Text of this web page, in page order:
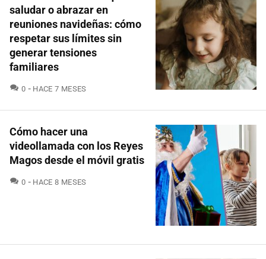
saludar o abrazar en
reuniones navideñas: cómo
respetar sus límites sin
generar tensiones
familiares
0 COMENTARIOS
HACE 7 MESES
Cómo hacer una
videollamada con los Reyes
Magos desde el móvil gratis
0 COMENTARIOS
HACE 8 MESES